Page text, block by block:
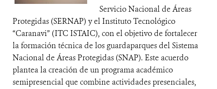
Servicio Nacional de Áreas
Protegidas (SERNAP) y el Instituto Tecnológico
“Caranavi” (ITC ISTAIC), con el objetivo de fortalecer
la formación técnica de los guardaparques del Sistema
Nacional de Áreas Protegidas (SNAP). Este acuerdo
plantea la creación de un programa académico
semipresencial que combine actividades presenciales,